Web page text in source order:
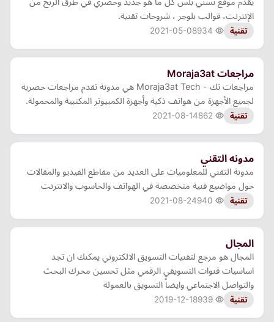
الإنترنت، قوالب بلوجر ، شروحات تقنية.
تقنية 2021-05-08
مراجعات Moraja3at
مراجعات تك - Moraja3at Tech هي مدونة تقدم مراجعات حصرية
لجميع الأجهزة من هواتف ذكية وأجهزة الكمبيوتر المكتبية والمحمولة.
تقنية 2021-08-14
مدونه التقني
مدونة التقني للمعلوميات على العديد من مقاطع الفيديو والمقالات
حول مواضيع فنية متخصصة في الهواتف والحاسوب والانترنت
تقنية 2021-08-24
المجال
المجال هو مرجع لتقنيات التسويق الالكتروني يمكنك ان تجد
اساسيات قنوات التسويقي الرقمي مثل تحسين محرك البحث
والتواصل الاجتماعي وايضاً التسويق بالعمولة
تقنية 2019-12-18